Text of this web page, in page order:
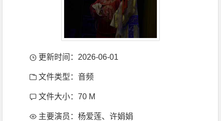
更新时间：2026-06-01
文件类型：音频
文件大小：70 M
主要演员：杨爱莲、许娟娟